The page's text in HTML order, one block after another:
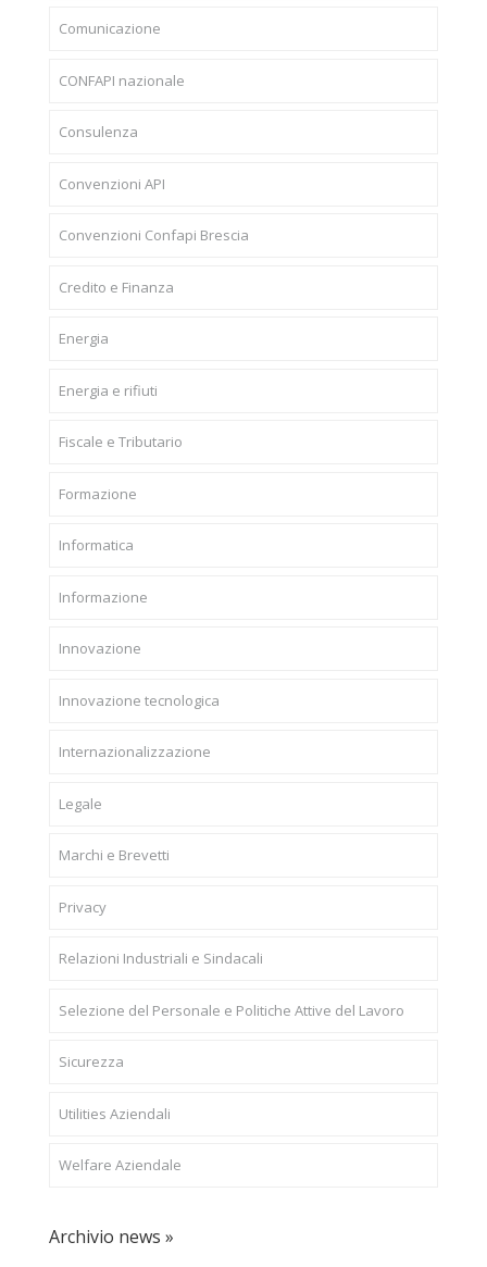
Comunicazione
CONFAPI nazionale
Consulenza
Convenzioni API
Convenzioni Confapi Brescia
Credito e Finanza
Energia
Energia e rifiuti
Fiscale e Tributario
Formazione
Informatica
Informazione
Innovazione
Innovazione tecnologica
Internazionalizzazione
Legale
Marchi e Brevetti
Privacy
Relazioni Industriali e Sindacali
Selezione del Personale e Politiche Attive del Lavoro
Sicurezza
Utilities Aziendali
Welfare Aziendale
Archivio news »